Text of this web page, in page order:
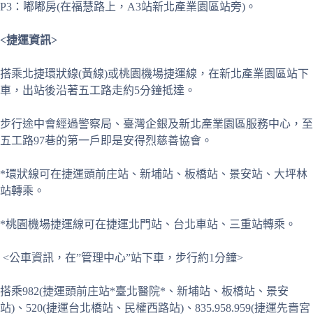
P3：嘟嘟房(在福慧路上，A3站新北產業園區站旁)。
<捷運資訊>
搭乘北捷環狀線(黃線)或桃園機場捷運線，在新北產業園區站下
車，出站後沿著五工路走約5分鐘抵達。
步行途中會經過警察局、臺灣企銀及新北產業園區服務中心，至
五工路97巷的第一戶即是安得烈慈善協會。
*環狀線可在捷運頭前庄站、新埔站、板橋站、景安站、大坪林
站轉乘。
*桃園機場捷運線可在捷運北門站、台北車站、三重站轉乘。
<公車資訊，在”管理中心”站下車，步行約1分鐘>
搭乘982(捷運頭前庄站*臺北醫院*、新埔站、板橋站、景安
站)、520(捷運台北橋站、民權西路站)、835.958.959(捷運先嗇宮